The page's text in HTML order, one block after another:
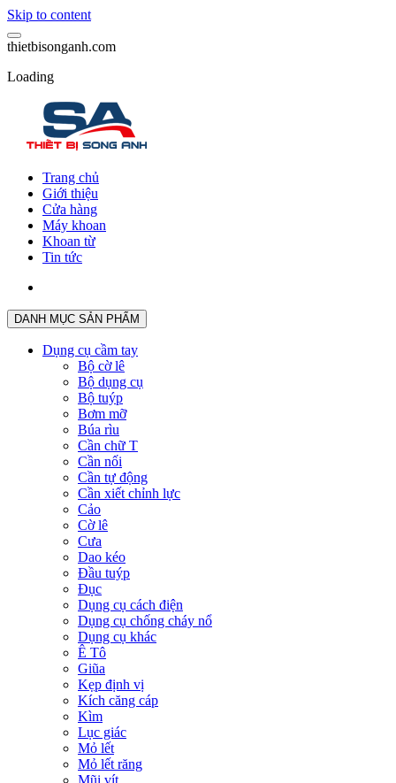
Skip to content
thietbisonganh.com
Loading
Trang chủ
Giới thiệu
Cửa hàng
Máy khoan
Khoan từ
Tin tức
DANH MỤC SẢN PHẨM
Dụng cụ cầm tay
Bộ cờ lê
Bộ dụng cụ
Bộ tuýp
Bơm mỡ
Búa rìu
Cần chữ T
Cần nối
Cần tự động
Cần xiết chỉnh lực
Cảo
Cờ lê
Cưa
Dao kéo
Đầu tuýp
Đục
Dụng cụ cách điện
Dụng cụ chống cháy nổ
Dụng cụ khác
Ê Tô
Giũa
Kẹp định vị
Kích căng cáp
Kìm
Lục giác
Mỏ lết
Mỏ lết răng
Mũi vít